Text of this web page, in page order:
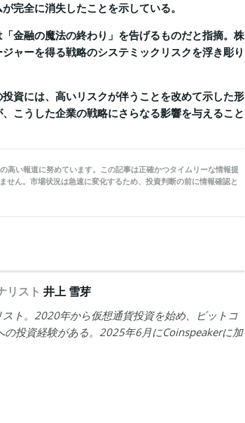
完全に消失したことを示している。
金融の魔法の終わり」を告げるものだと指摘。株
ャーを得る戦略のシステミックリスクを浮き彫り
投資には、高いリスクが伴うことを改めて示した形
こうした企業の戦略にさらなる影響を与えること
高い報道に努めています。この記事は正確かつタイムリーな情報提
せん。市場状況は急速に変化するため、投資判断の前に情報確認と
スト 井上 雪芽
ト。2020年から仮想通貨投資を始め、ビットコ
の投資経験がある。2025年6月にCoinspeakerに加